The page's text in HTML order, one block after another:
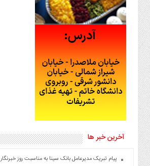
آخرین خبر ها
پیام تبریک مدیرعامل بانک سینا به مناسبت روز خبرنگار